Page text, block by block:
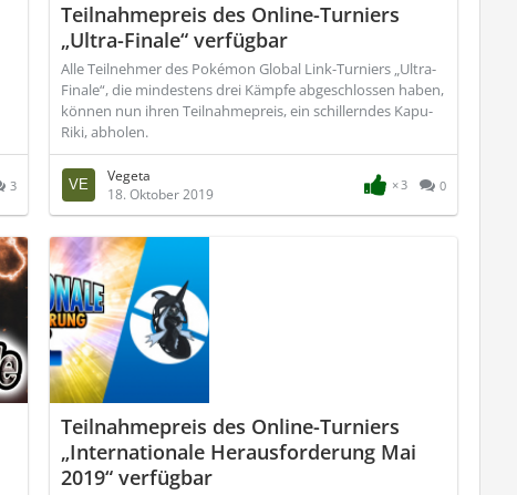
3
Teilnahmepreis des Online-Turniers
„Ultra-Finale“ verfügbar
Alle Teilnehmer des Pokémon Global Link-Turniers „Ultra-
Finale“, die mindestens drei Kämpfe abgeschlossen haben,
können nun ihren Teilnahmepreis, ein schillerndes Kapu-
Riki, abholen.
Vegeta
18. Oktober 2019
3 0
Teilnahmepreis des Online-Turniers
„Internationale Herausforderung Mai
2019“ verfügbar